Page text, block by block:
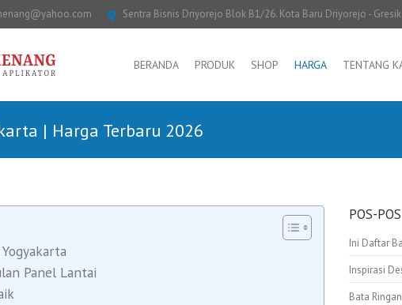
Sentra Bisnis Driyorejo Blok B1/26. Kota Baru Driyorejo - Gresik
BERANDA PRODUK SHOP HARGA TENTANG
| Harga Terbaru 2026
Panel Lantai
POS-
Ini Daftar
Inspirasi
Bata